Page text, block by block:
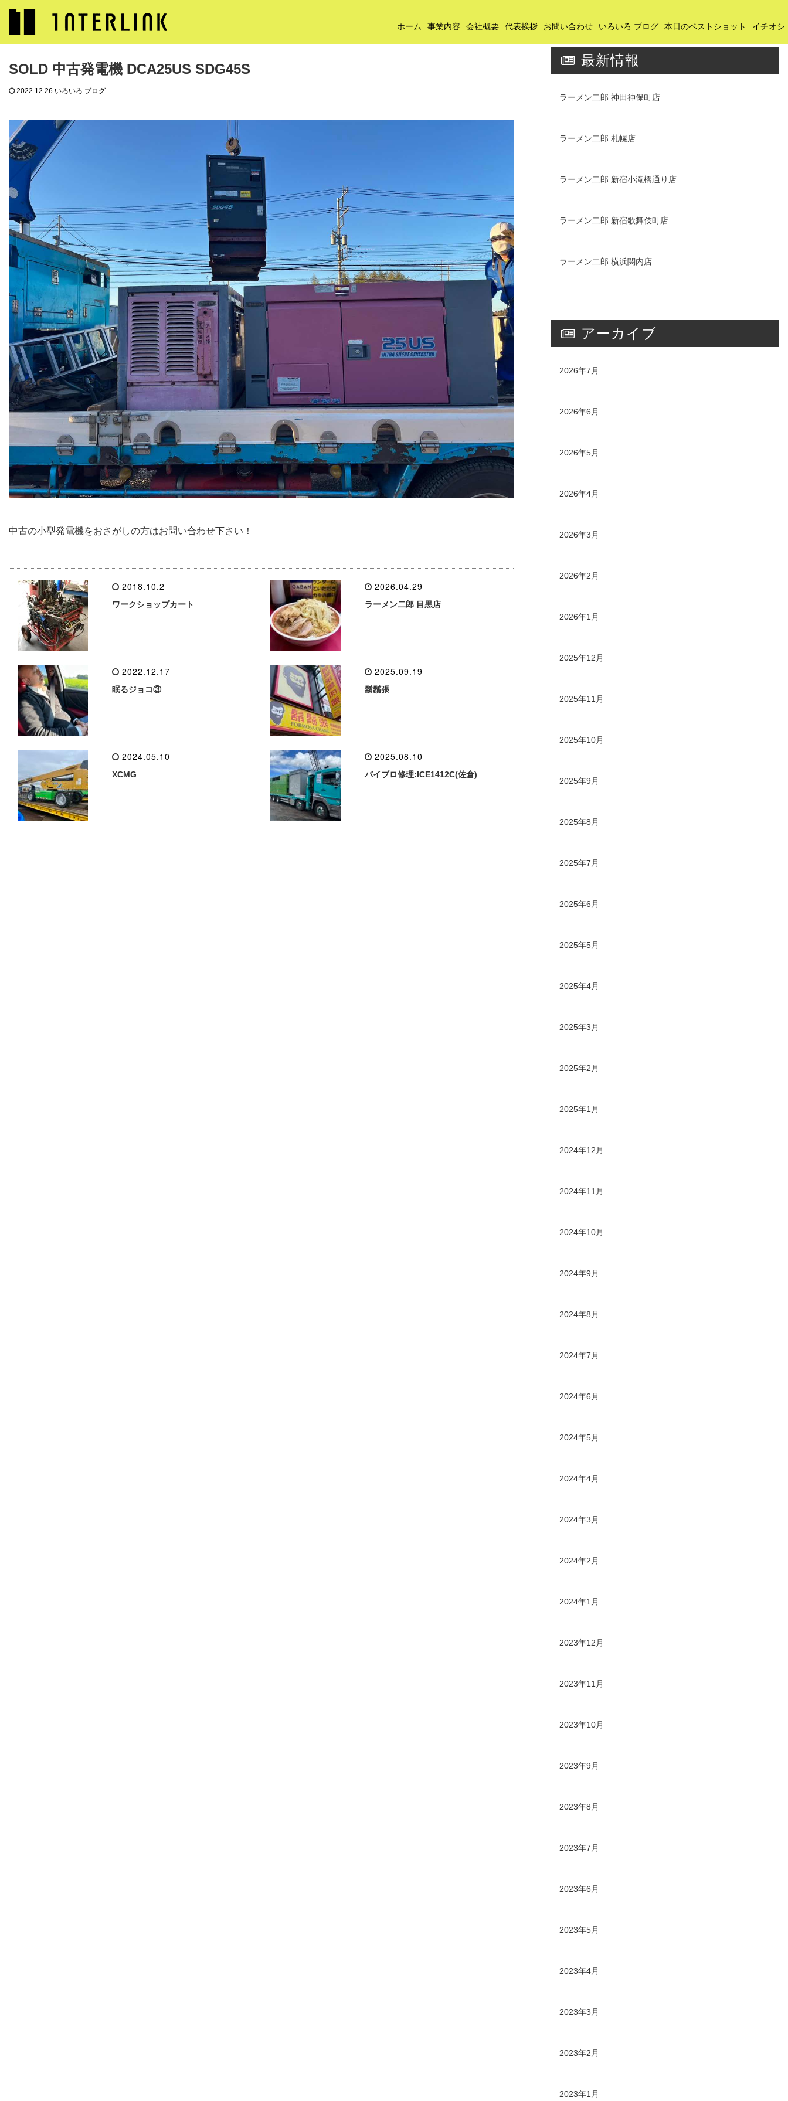
ホーム 事業内容 会社概要 代表挨拶 お問い合わせ いろいろ ブログ 本日のベストショット イチオシ
いろいろ ブログ SOLD 中古発電機 DCA25US SDG45S
SOLD 中古発電機 DCA25US SDG45S
2022.12.26 いろいろ ブログ
中古の小型発電機をおさがしの方はお問い合わせ下さい！
2018.10.2
ワークショップカート
2026.04.29
ラーメン二郎 目黒店
2022.12.17
眠るジョコ③
2025.09.19
鬍鬚張
2024.05.10
XCMG
2025.08.10
バイブロ修理:ICE1412C(佐倉)
最新情報
ラーメン二郎 神田神保町店
ラーメン二郎 札幌店
ラーメン二郎 新宿小滝橋通り店
ラーメン二郎 新宿歌舞伎町店
ラーメン二郎 横浜関内店
アーカイブ
2026年7月
2026年6月
2026年5月
2026年4月
2026年3月
2026年2月
2026年1月
2025年12月
2025年11月
2025年10月
2025年9月
2025年8月
2025年7月
2025年6月
2025年5月
2025年4月
2025年3月
2025年2月
2025年1月
2024年12月
2024年11月
2024年10月
2024年9月
2024年8月
2024年7月
2024年6月
2024年5月
2024年4月
2024年3月
2024年2月
2024年1月
2023年12月
2023年11月
2023年10月
2023年9月
2023年8月
2023年7月
2023年6月
2023年5月
2023年4月
2023年3月
2023年2月
2023年1月